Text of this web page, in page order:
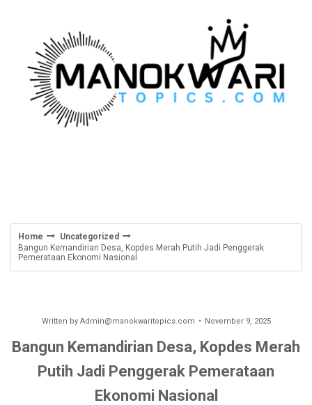
Home
Uncategorized
Bangun Kemandirian Desa, Kopdes Merah Putih Jadi Penggerak
Pemerataan Ekonomi Nasional
Written by Admin@manokwaritopics.com November 9, 2025
Bangun Kemandirian Desa, Kopdes Merah
Putih Jadi Penggerak Pemerataan
Ekonomi Nasional